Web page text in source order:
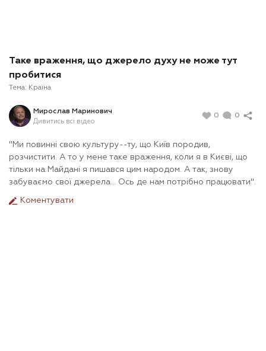
Таке враження, що джерело духу не може тут
пробитися
Тема: Країна
Мирослав Маринович
Дивитись всі відео
0 0
"Ми повинні свою культуру--ту, що Київ породив,
розчистити. А то у мене таке враження, коли я в Києві, що
тільки на Майдані я пишався цим народом. А так, знову
забуваємо свої джерела... Ось де нам потрібно працювати".
Коментувати